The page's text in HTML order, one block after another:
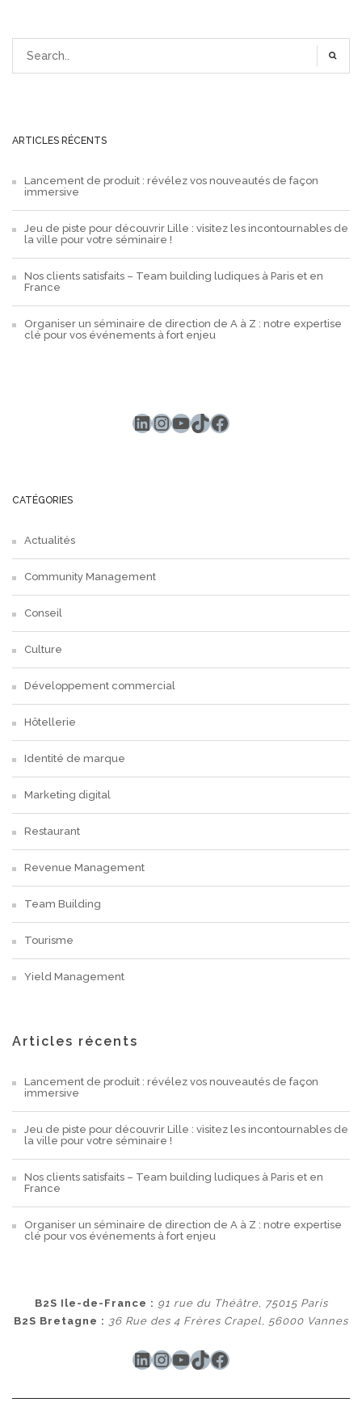
ARTICLES RÉCENTS
Lancement de produit : révélez vos nouveautés de façon
immersive
Jeu de piste pour découvrir Lille : visitez les incontournables de
la ville pour votre séminaire !
Nos clients satisfaits – Team building ludiques à Paris et en
France
Organiser un séminaire de direction de A à Z : notre expertise
clé pour vos événements à fort enjeu
LinkedIn
Instagram
YouTube
TikTok
Facebook
CATÉGORIES
Actualités
Community Management
Conseil
Culture
Développement commercial
Hôtellerie
Identité de marque
Marketing digital
Restaurant
Revenue Management
Team Building
Tourisme
Yield Management
Articles récents
Lancement de produit : révélez vos nouveautés de façon
immersive
Jeu de piste pour découvrir Lille : visitez les incontournables de
la ville pour votre séminaire !
Nos clients satisfaits – Team building ludiques à Paris et en
France
Organiser un séminaire de direction de A à Z : notre expertise
clé pour vos événements à fort enjeu
B2S Ile-de-France : 91 rue du Théâtre, 75015 Paris
B2S Bretagne : 36 Rue des 4 Frères Crapel, 56000 Vannes
LinkedIn
Instagram
YouTube
TikTok
Facebook